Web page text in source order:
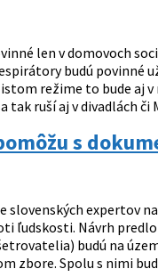
len v domovoch
budú povinné
režime to bude aj
ruší aj v divadlách či
s
slovenských expertov
ľudskosti. Návrh
budú na
zbore. Spolu s nimi